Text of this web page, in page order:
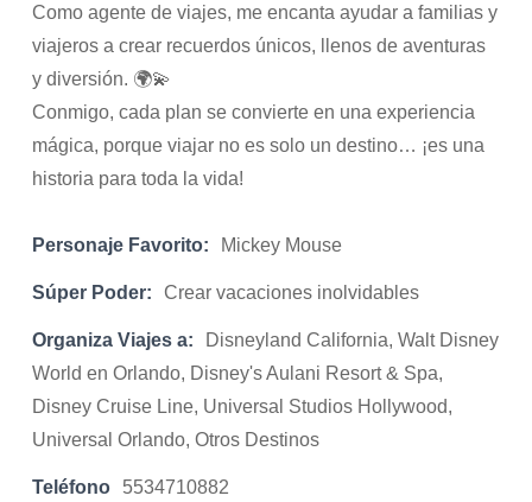
Como agente de viajes, me encanta ayudar a familias y
viajeros a crear recuerdos únicos, llenos de aventuras
y diversión. 🌍💫
Conmigo, cada plan se convierte en una experiencia
mágica, porque viajar no es solo un destino… ¡es una
historia para toda la vida!
Personaje Favorito: Mickey Mouse
Súper Poder: Crear vacaciones inolvidables
Organiza Viajes a:
Disneyland California, Walt Disney
World en Orlando, Disney's Aulani Resort & Spa,
Disney Cruise Line, Universal Studios Hollywood,
Universal Orlando, Otros Destinos
Teléfono 5534710882